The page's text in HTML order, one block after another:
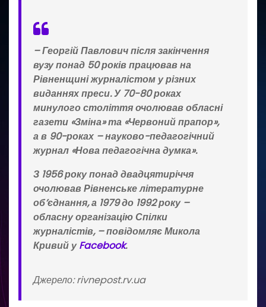
–Георгій Павлович після закінчення
вузу понад 50 років працював на
Рівненщині журналістом у різних
виданнях преси. У 70-80 роках
минулого століття очолював обласні
газети «Зміна» та «Червоний прапор»,
а в 90-роках – науково-педагогічний
журнал «Нова педагогічна думка».
З 1956 року понад двадцятиріччя
очолював Рівненське літературне
об’єднання, а 1979 до 1992 року –
обласну організацію Спілки
журналістів, – повідомляє Микола
Кривий уFacebook.
Джерело: rivnepost.rv.ua